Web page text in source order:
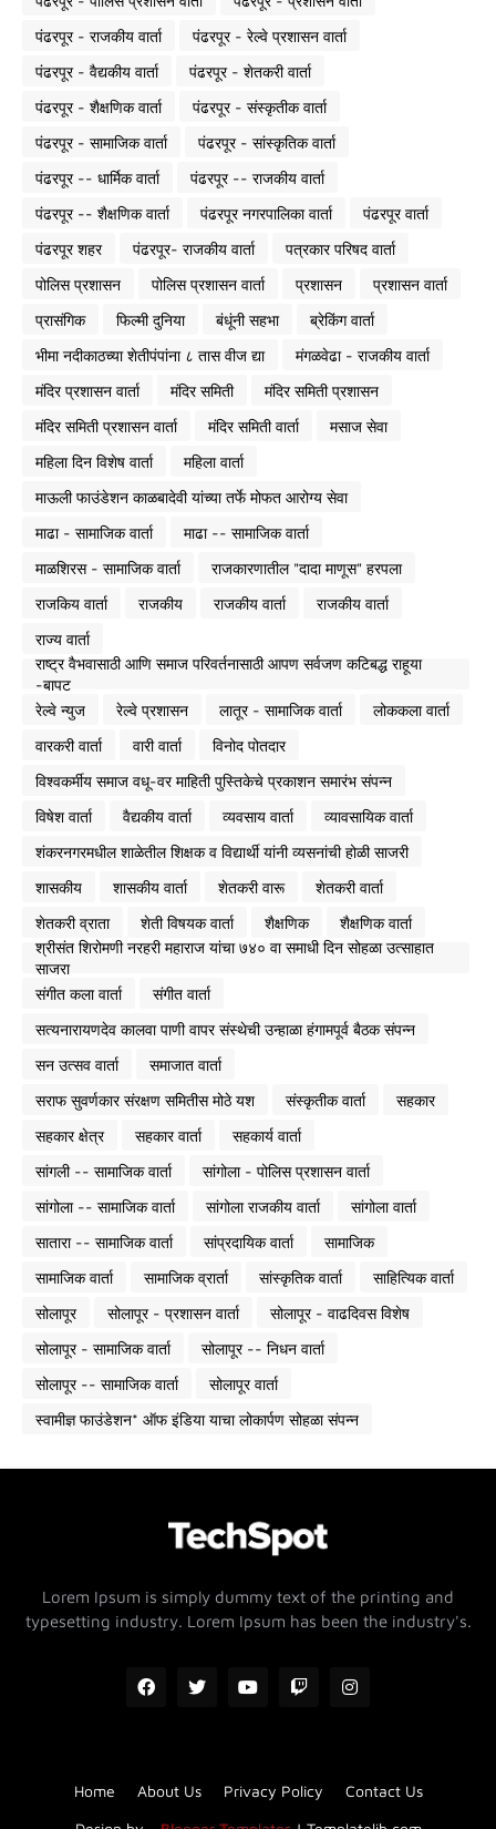
पंढरपूर - राजकीय वार्ता
पंढरपूर - रेल्वे प्रशासन वार्ता
पंढरपूर - वैद्यकीय वार्ता
पंढरपूर - शेतकरी वार्ता
पंढरपूर - शैक्षणिक वार्ता
पंढरपूर - संस्कृतीक वार्ता
पंढरपूर - सामाजिक वार्ता
पंढरपूर - सांस्कृतिक वार्ता
पंढरपूर -- धार्मिक वार्ता
पंढरपूर -- राजकीय वार्ता
पंढरपूर -- शैक्षणिक वार्ता
पंढरपूर नगरपालिका वार्ता
पंढरपूर वार्ता
पंढरपूर शहर
पंढरपूर- राजकीय वार्ता
पत्रकार परिषद वार्ता
पोलिस प्रशासन
पोलिस प्रशासन वार्ता प्रशासन
प्रशासन वार्ता
प्रासंगिक
फिल्मी दुनिया बंधूंनी सहभा
ब्रेकिंग वार्ता
भीमा नदीकाठच्या शेतीपंपांना ८ तास वीज द्या
मंगळवेढा - राजकीय वार्ता
मंदिर प्रशासन वार्ता
मंदिर समिती
मंदिर समिती प्रशासन
मंदिर समिती प्रशासन वार्ता
मंदिर समिती वार्ता
मसाज सेवा
महिला दिन विशेष वार्ता
महिला वार्ता
माऊली फाउंडेशन काळबादेवी यांच्या तर्फे मोफत आरोग्य सेवा
माढा - सामाजिक वार्ता
माढा -- सामाजिक वार्ता
माळशिरस - सामाजिक वार्ता
राजकारणातील "दादा माणूस" हरपला
राजकिय वार्ता
राजकीय राजकीय वार्ता
राजकीय वार्ता
राज्य वार्ता
राष्ट्र वैभवासाठी आणि समाज परिवर्तनासाठी आपण सर्वजण कटिबद्ध राहूया
-बापट
रेल्वे न्युज
रेल्वे प्रशासन लातूर - सामाजिक वार्ता
लोककला वार्ता
वारकरी वार्ता
वारी वार्ता
विनोद पोतदार
विश्वकर्मीय समाज वधू-वर माहिती पुस्तिकेचे प्रकाशन समारंभ संपन्न
विषेश वार्ता
वैद्यकीय वार्ता व्यवसाय वार्ता
व्यावसायिक वार्ता
शंकरनगरमधील शाळेतील शिक्षक व विद्यार्थी यांनी व्यसनांची होळी साजरी
शासकीय
शासकीय वार्ता शेतकरी वारू
शेतकरी वार्ता
शेतकरी व्राता
शेती विषयक वार्ता शैक्षणिक
शैक्षणिक वार्ता
श्रीसंत शिरोमणी नरहरी महाराज यांचा ७४० वा समाधी दिन सोहळा उत्साहात
साजरा
संगीत कला वार्ता
संगीत वार्ता
सत्यनारायणदेव कालवा पाणी वापर संस्थेची उन्हाळा हंगामपूर्व बैठक संपन्न
सन उत्सव वार्ता
समाजात वार्ता
सराफ सुवर्णकार संरक्षण समितीस मोठे यश
संस्कृतीक वार्ता
सहकार
सहकार क्षेत्र
सहकार वार्ता
सहकार्य वार्ता
सांगली -- सामाजिक वार्ता
सांगोला - पोलिस प्रशासन वार्ता
सांगोला -- सामाजिक वार्ता
सांगोला राजकीय वार्ता
सांगोला वार्ता
सातारा -- सामाजिक वार्ता
सांप्रदायिक वार्ता
सामाजिक
सामाजिक वार्ता
सामाजिक व्रार्ता सांस्कृतिक वार्ता
साहित्यिक वार्ता
सोलापूर
सोलापूर - प्रशासन वार्ता
सोलापूर - वाढदिवस विशेष
सोलापूर - सामाजिक वार्ता
सोलापूर -- निधन वार्ता
सोलापूर -- सामाजिक वार्ता
सोलापूर वार्ता
स्वामीज्ञ फाउंडेशन* ऑफ इंडिया याचा लोकार्पण सोहळा संपन्न
Lorem Ipsum is simply dummy text of the printing and
typesetting industry. Lorem Ipsum has been the industry's.
Home About Us Privacy Policy Contact Us